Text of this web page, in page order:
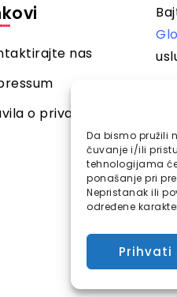
Da bismo pružili
čuvanje i/ili
tehnologijama
ponašanje pri
Nepristanak ili
određene
Prihvati
nas
o privatnosti